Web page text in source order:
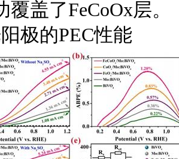
覆盖了FeCoOx层。
极的PEC性能